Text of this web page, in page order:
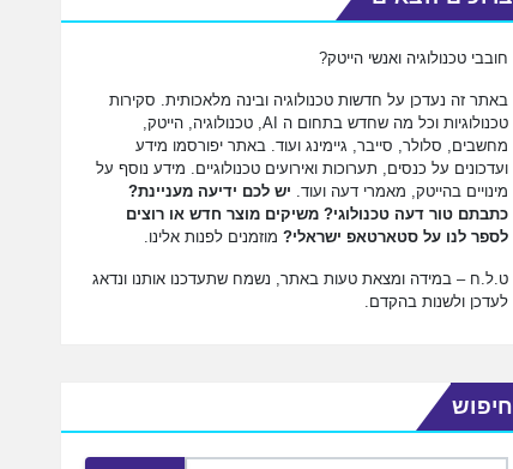
חובבי טכנולוגיה ואנשי הייטק?
באתר זה נעדכן על חדשות טכנולוגיה ובינה מלאכותית. סקירות
טכנולוגיות וכל מה שחדש בתחום ה AI, טכנולוגיה, הייטק,
מחשבים, סלולר, סייבר, גיימינג ועוד. באתר יפורסמו מידע
ועדכונים על כנסים, תערוכות ואירועים טכנולוגיים. מידע נוסף על
מינויים בהייטק, מאמרי דעה ועוד. יש לכם ידיעה מעניינת?
כתבתם טור דעה טכנולוגי? משיקים מוצר חדש או רוצים
לספר לנו על סטארטאפ ישראלי? מוזמנים לפנות אלינו.
ט.ל.ח – במידה ומצאת טעות באתר, נשמח שתעדכנו אותנו ונדאג
לעדכן ולשנות בהקדם.
חיפוש